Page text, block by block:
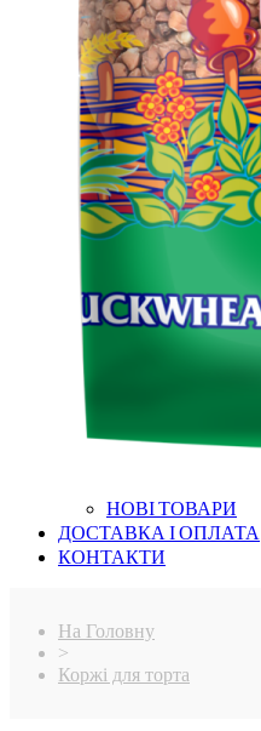
НОВІ ТОВАРИ
ДОСТАВКА І ОПЛАТА
КОНТАКТИ
На Головну
>
Коржі для торта